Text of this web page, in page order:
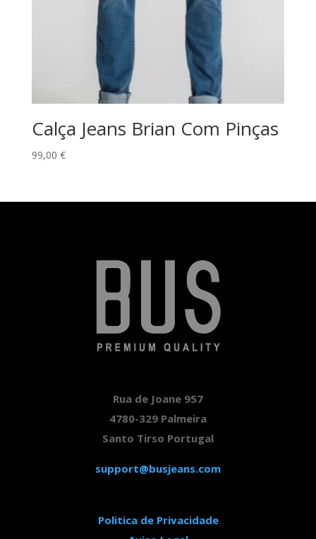
Calça Jeans Brian Com Pinças
99,00 €
Rua de Joane 957
4780-329 Palmeira
Santo Tirso Portugal
support@busjeans.com
Politica de Privacidade